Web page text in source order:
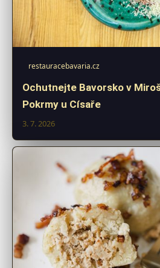
restauracebavaria.cz
Ochutnejte Bavorsko v
Pokrmy u Císaře
3. 7. 2026